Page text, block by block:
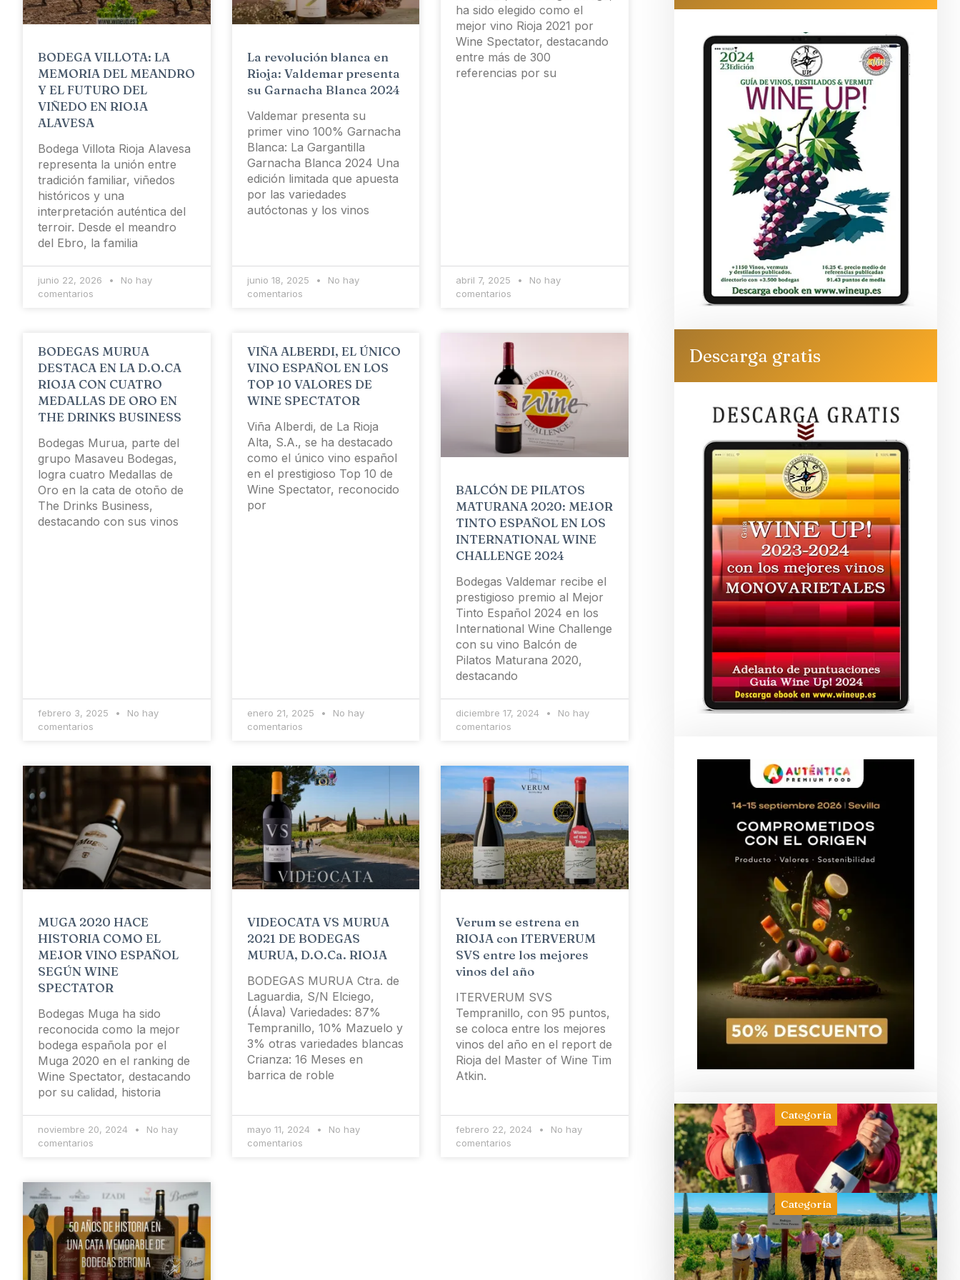
BODEGA VILLOTA: LA
MEMORIA DEL MEANDRO
Y EL FUTURO DEL
VIÑEDO EN RIOJA
ALAVESA
Bodega Villota Rioja Alavesa
representa la unión entre
tradición familiar, viñedos
históricos y una
interpretación auténtica del
terroir. Desde el meandro
del Ebro, la familia
junio 22, 2026
No hay
comentarios
La revolución blanca en
Rioja: Valdemar presenta
su Garnacha Blanca 2024
Valdemar presenta su
primer vino 100% Garnacha
Blanca: La Gargantilla
Garnacha Blanca 2024 Una
edición limitada que apuesta
por las variedades
autóctonas y los vinos
junio 18, 2025
No hay
comentarios
ha sido elegido como el
mejor vino Rioja 2021 por
Wine Spectator, destacando
entre más de 300
referencias por su
abril 7, 2025
No hay
comentarios
BODEGAS MURUA
DESTACA EN LA D.O.CA
RIOJA CON CUATRO
MEDALLAS DE ORO EN
THE DRINKS BUSINESS
Bodegas Murua, parte del
grupo Masaveu Bodegas,
logra cuatro Medallas de
Oro en la cata de otoño de
The Drinks Business,
destacando con sus vinos
febrero 3, 2025
No hay
comentarios
VIÑA ALBERDI, EL ÚNICO
VINO ESPAÑOL EN LOS
TOP 10 VALORES DE
WINE SPECTATOR
Viña Alberdi, de La Rioja
Alta, S.A., se ha destacado
como el único vino español
en el prestigioso Top 10 de
Wine Spectator, reconocido
por
enero 21, 2025
No hay
comentarios
BALCÓN DE PILATOS
MATURANA 2020: MEJOR
TINTO ESPAÑOL EN LOS
INTERNATIONAL WINE
CHALLENGE 2024
Bodegas Valdemar recibe el
prestigioso premio al Mejor
Tinto Español 2024 en los
International Wine Challenge
con su vino Balcón de
Pilatos Maturana 2020,
destacando
diciembre 17, 2024
No hay
comentarios
MUGA 2020 HACE
HISTORIA COMO EL
MEJOR VINO ESPAÑOL
SEGÚN WINE
SPECTATOR
Bodegas Muga ha sido
reconocida como la mejor
bodega española por el
Muga 2020 en el ranking de
Wine Spectator, destacando
por su calidad, historia
noviembre 20, 2024
No hay
comentarios
VIDEOCATA VS MURUA
2021 DE BODEGAS
MURUA, D.O.Ca. RIOJA
BODEGAS MURUA Ctra. de
Laguardia, S/N Elciego,
(Álava) Variedades: 87%
Tempranillo, 10% Mazuelo y
3% otras variedades blancas
Crianza: 16 Meses en
barrica de roble
mayo 11, 2024
No hay
comentarios
Verum se estrena en
RIOJA con ITERVERUM
SVS entre los mejores
vinos del año
ITERVERUM SVS
Tempranillo, con 95 puntos,
se coloca entre los mejores
vinos del año en el report de
Rioja del Master of Wine Tim
Atkin.
febrero 22, 2024
No hay
comentarios
Descarga gratis
Categoría
Categoría